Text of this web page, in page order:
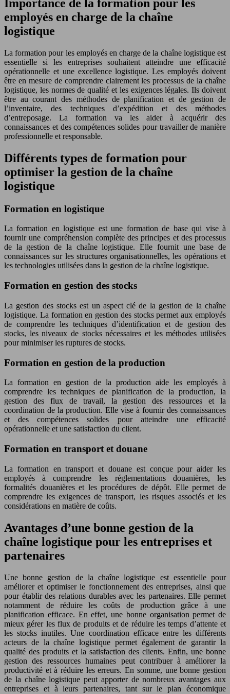
Importance de la formation pour les
employés en charge de la chaîne
logistique
La formation pour les employés en charge de la chaîne logistique est
essentielle si les entreprises souhaitent atteindre une efficacité
opérationnelle et une excellence logistique. Les employés doivent
être en mesure de comprendre clairement les processus de la chaîne
logistique, les normes de qualité et les exigences légales. Ils doivent
être au courant des méthodes de planification et de gestion de
l’inventaire, des techniques d’expédition et des méthodes
d’entreposage. La formation va les aider à acquérir des
connaissances et des compétences solides pour travailler de manière
professionnelle et responsable.
Différents types de formation pour
optimiser la gestion de la chaîne
logistique
Formation en logistique
La formation en logistique est une formation de base qui vise à
fournir une compréhension complète des principes et des processus
de la gestion de la chaîne logistique. Elle fournit une base de
connaissances sur les structures organisationnelles, les opérations et
les technologies utilisées dans la gestion de la chaîne logistique.
Formation en gestion des stocks
La gestion des stocks est un aspect clé de la gestion de la chaîne
logistique. La formation en gestion des stocks permet aux employés
de comprendre les techniques d’identification et de gestion des
stocks, les niveaux de stocks nécessaires et les méthodes utilisées
pour minimiser les ruptures de stocks.
Formation en gestion de la production
La formation en gestion de la production aide les employés à
comprendre les techniques de planification de la production, la
gestion des flux de travail, la gestion des ressources et la
coordination de la production. Elle vise à fournir des connaissances
et des compétences solides pour atteindre une efficacité
opérationnelle et une satisfaction du client.
Formation en transport et douane
La formation en transport et douane est conçue pour aider les
employés à comprendre les réglementations douanières, les
formalités douanières et les procédures de dépôt. Elle permet de
comprendre les exigences de transport, les risques associés et les
considérations en matière de coûts.
Avantages d’une bonne gestion de la
chaîne logistique pour les entreprises et
partenaires
Une bonne gestion de la chaîne logistique est essentielle pour
améliorer et optimiser le fonctionnement des entreprises, ainsi que
pour établir des relations durables avec les partenaires. Elle permet
notamment de réduire les coûts de production grâce à une
planification efficace. En effet, une bonne organisation permet de
mieux gérer les flux de produits et de réduire les temps d’attente et
les stocks inutiles. Une coordination efficace entre les différents
acteurs de la chaîne logistique permet également de garantir la
qualité des produits et la satisfaction des clients. Enfin, une bonne
gestion des ressources humaines peut contribuer à améliorer la
productivité et à réduire les erreurs. En somme, une bonne gestion
de la chaîne logistique peut apporter de nombreux avantages aux
entreprises et à leurs partenaires, tant sur le plan économique